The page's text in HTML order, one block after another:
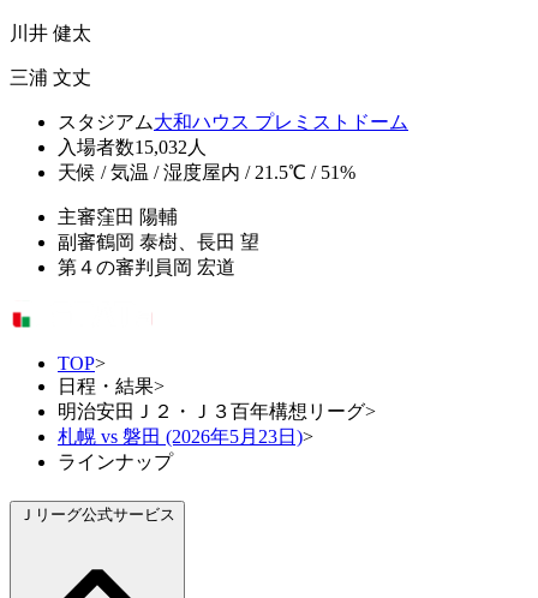
川井 健太
三浦 文丈
スタジアム大和ハウス プレミストドーム
入場者数15,032人
天候 / 気温 / 湿度屋内 / 21.5℃ / 51%
主審窪田 陽輔
副審鶴岡 泰樹、長田 望
第４の審判員 岡 宏道
TOP>
日程・結果>
明治安田Ｊ２・Ｊ３百年構想リーグ>
札幌 vs 磐田 (2026年5月23日)>
ラインナップ
Ｊリーグ公式サービス